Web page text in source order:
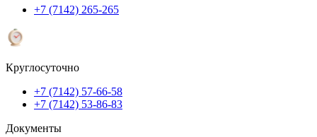
+7 (7142) 265-265
Круглосуточно
+7 (7142) 57-66-58
+7 (7142) 53-86-83
Документы